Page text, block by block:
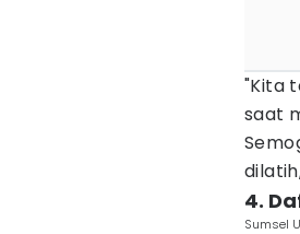
"Kita
saat
4.
Sumsel